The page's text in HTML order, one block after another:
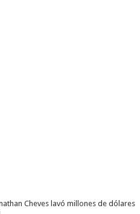
Cheves lavó millones de dólares